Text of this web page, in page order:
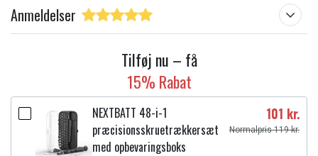
Anmeldelser
Tilføj nu – få
15% Rabat
NEXTBATT 48-i-1
præcisionsskruetrækkersæt
med opbevaringsboks
101 kr.
Normalpris 119 kr.